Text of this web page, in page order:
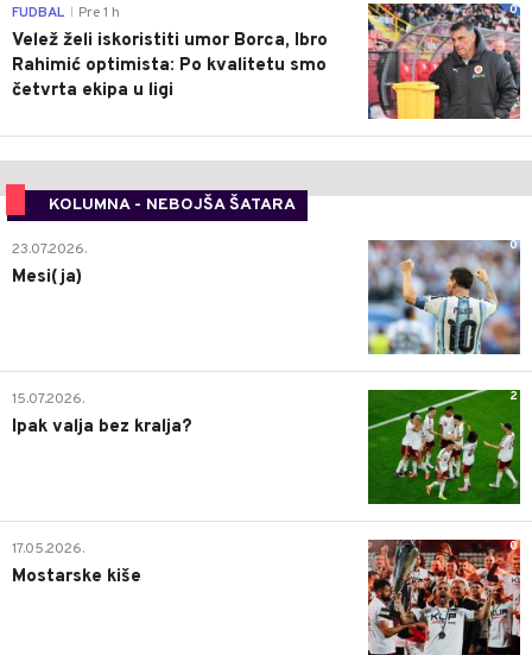
0
FUDBAL Pre 1 h
Velež želi iskoristiti umor Borca, Ibro
Rahimić optimista: Po kvalitetu smo
četvrta ekipa u ligi
KOLUMNA - NEBOJŠA ŠATARA
0
23.07.2026.
Mesi(ja)
2
15.07.2026.
Ipak valja bez kralja?
0
17.05.2026.
Mostarske kiše